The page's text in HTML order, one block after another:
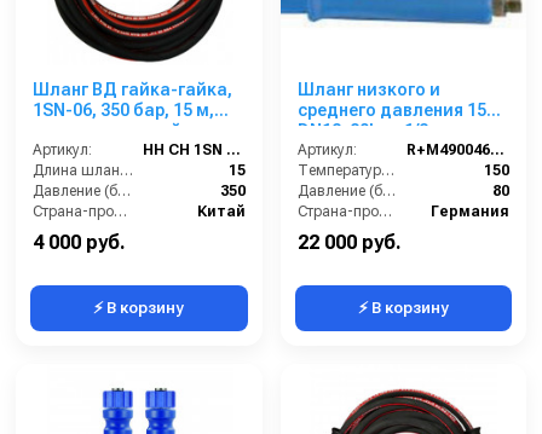
Шланг ВД гайка-гайка,
1SN-06, 350 бар, 15 м,
однооплеточный
Артикул:
HH CH 1SN 06 M22-15
Длина шланга (м):
15
Давление (бар):
350
Страна-производитель:
Китай
4 000 руб.
⚡ В корзину
Шланг низкого и
среднего давления 15m
DN12, 80bar, 1/2внеш-
1/2внеш, -40°C - +150°C,
арматура нерж.сталь
Артикул:
R+M4900460159
Температура (°C):
150
Давление (бар):
80
Страна-производитель:
Германия
22 000 руб.
⚡ В корзину